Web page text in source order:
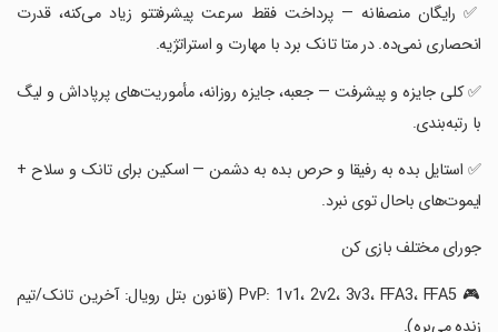
‏✅ رایگان منصفانه — پرداخت فقط سرعت پیشرفتتو زیاد می‌کنه، قدرت
انحصاری نمی‌ده. در متا تانک برد با مهارت و استراتژیه.
‏✅ کلی جایزه و پیشرفت — جعبه، جایزه روزانه، مأموریت‌های پرپاداش و لیگ
با رتبه‌بندی.
‏✅ استایل بده به رفیقا و حرص بده به دشمن — اسکین‌ برای تانک و سلاح +
ایموت‌های باحال توی نبرد.
‏جورای مختلف بازی کن
‏🎮 PvP: 1v1، 2v2، 3v3، FFA3، FFA5 (قانون بتل رویال: آخرین تانک/تیم
زنده می‌بره).